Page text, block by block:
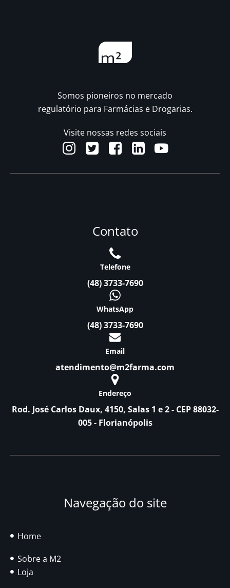
Somos pioneiros no mercado
regulatório para Farmácias e Drogarias.
Visite nossas redes sociais
Contato
Telefone
(48) 3733-7690
WhatsApp
(48) 3733-7690
Email
atendimento@m2farma.com
Endereço
Rod. José Carlos Daux, 4150, Salas 1 e 2 - CEP 88032-
005 - Florianópolis
Navegação do site
Home
Sobre a M2
Loja